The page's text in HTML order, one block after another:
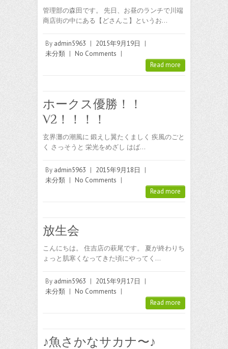
管理部の森田です。 先日、お昼のランチで川端
商店街の中にある【どさんこ】というお…
By admin5963 | 2015年9月19日
|
未分類 | No Comments |
Read more
ホークス優勝！！
V2！！！！
玄界灘の潮風に 鍛えし翼たくましく 疾風のごと
く さっそうと 栄光をめざし はば…
By admin5963 | 2015年9月18日
|
未分類 | No Comments |
Read more
放生会
こんにちは。 住吉店の萩尾です。 夏が終わりち
ょっと肌寒くなってきた頃にやってく…
By admin5963 | 2015年9月17日
|
未分類 | No Comments |
Read more
♪魚さかなサカナ〜♪